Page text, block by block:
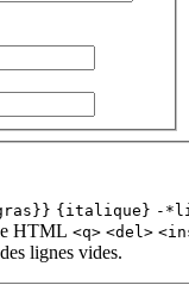
{italique} -
HTML <q> <del>
lignes vides.